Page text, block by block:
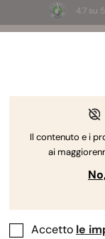
4.7 su
3
Il contenuto e i
ai
Accetto le